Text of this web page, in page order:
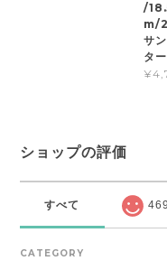
/
m/
サ
ター
ショップの評価
すべて 469
CATEGORY